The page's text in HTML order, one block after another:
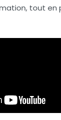
, tout en